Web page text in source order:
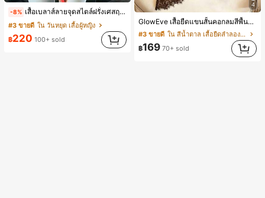
-8% เสื้อเบลาส์ลายจุดสไตล์ฝรั่งเศสฤดูใบไม้ร่วง, ทรงเข้ารูป, แขนยาวคอวี, สไตล์ใหม่ฤดูใบไม้ผลิ, ป้องกันแสงแดด, ใส่ไปทำงานและลำลอง สีขาว
#3 ขายดี ใน วันหยุด เสื้อผู้หญิง
฿220 100+ sold
4
GlowEve เสื้อยืดแขนสั้นคอกลมสีพื้นลำลองอเนกประสงค์สำหรับผู้หญิง
#3 ขายดี
ใน สีน้ำตาล เสื้อยืดลำลองพื้นฐาน
฿169 70+ sold